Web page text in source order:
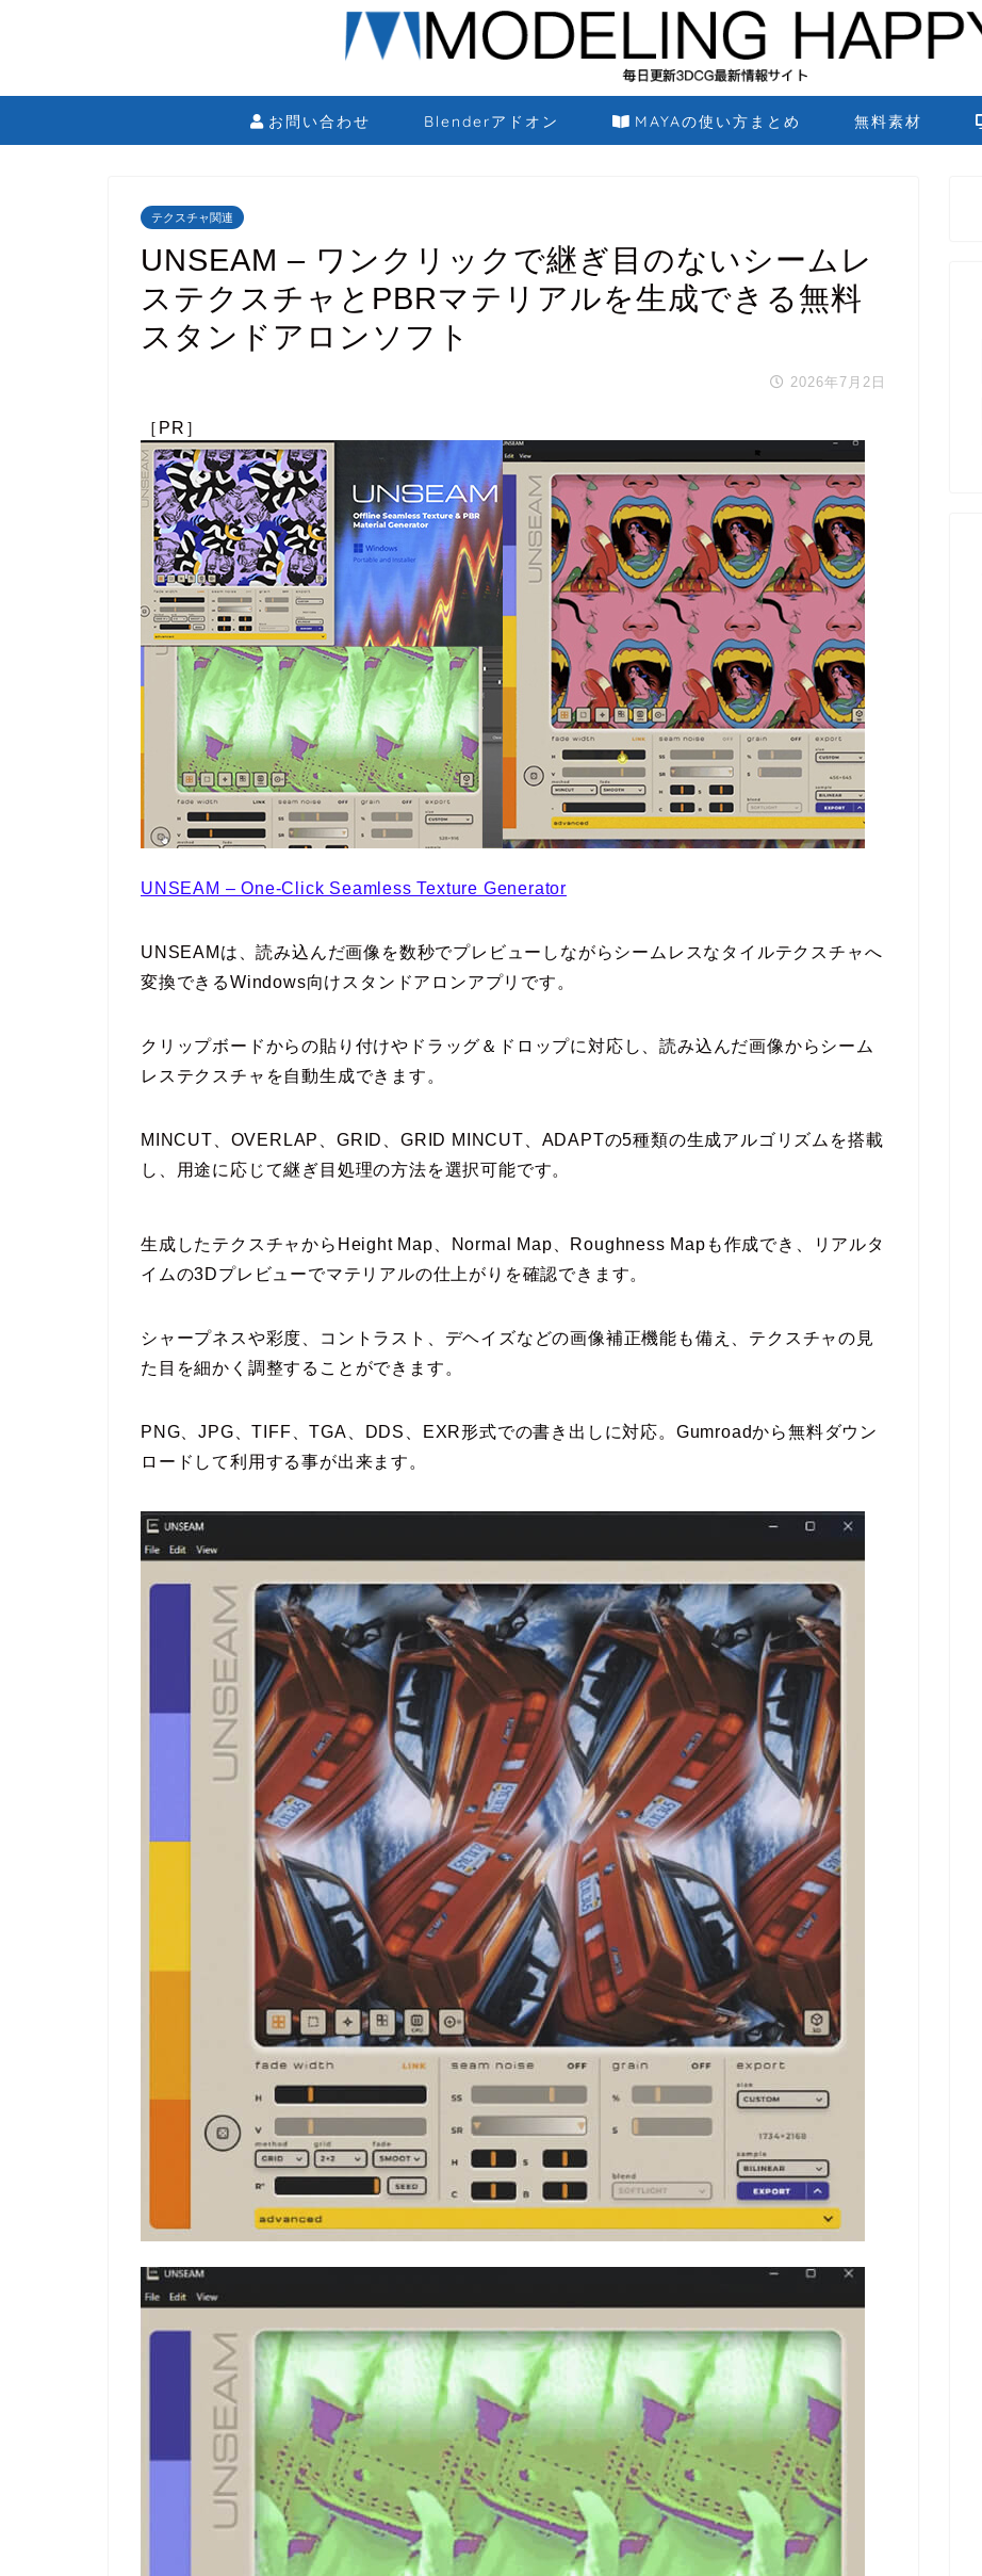
お問い合わせ Blenderアドオン MAYAの使い方まとめ 無料素材
テクスチャ関連
UNSEAM – ワンクリックで継ぎ目のないシームレ
ステクスチャとPBRマテリアルを生成できる無料
スタンドアロンソフト
2026年7月2日
［PR］
UNSEAM – One-Click Seamless Texture Generator
UNSEAMは、読み込んだ画像を数秒でプレビューしながらシームレスなタイルテクスチャへ
変換できるWindows向けスタンドアロンアプリです。
クリップボードからの貼り付けやドラッグ＆ドロップに対応し、読み込んだ画像からシーム
レステクスチャを自動生成できます。
MINCUT、OVERLAP、GRID、GRID MINCUT、ADAPTの5種類の生成アルゴリズムを搭載
し、用途に応じて継ぎ目処理の方法を選択可能です。
生成したテクスチャからHeight Map、Normal Map、Roughness Mapも作成でき、リアルタ
イムの3Dプレビューでマテリアルの仕上がりを確認できます。
シャープネスや彩度、コントラスト、デヘイズなどの画像補正機能も備え、テクスチャの見
た目を細かく調整することができます。
PNG、JPG、TIFF、TGA、DDS、EXR形式での書き出しに対応。Gumroadから無料ダウン
ロードして利用する事が出来ます。